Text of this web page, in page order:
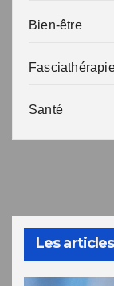
Bien-être
Santé
Les